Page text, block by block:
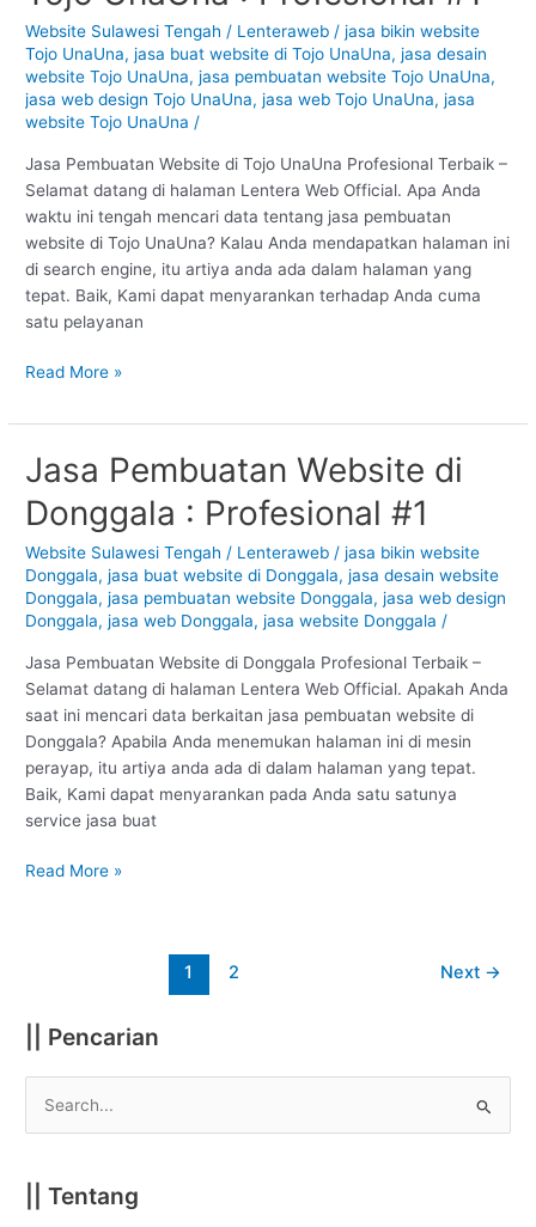
Website Sulawesi Tengah / Lenteraweb/jasa bikin website
Tojo UnaUna,jasa buat website di Tojo UnaUna,jasa desain
website Tojo UnaUna,jasa pembuatan website Tojo UnaUna,
jasa web design Tojo UnaUna,jasa web Tojo UnaUna,jasa
website Tojo UnaUna /
Jasa Pembuatan Website di Tojo UnaUna Profesional Terbaik –
Selamat datang di halaman Lentera Web Official. Apa Anda
waktu ini tengah mencari data tentang jasa pembuatan
website di Tojo UnaUna? Kalau Anda mendapatkan halaman ini
di search engine, itu artiya anda ada dalam halaman yang
tepat. Baik, Kami dapat menyarankan terhadap Anda cuma
satu pelayanan
Tojo
UnaUna
:
Profesional
Read More »
Jasa Pembuatan Website di
Donggala : Profesional #1
Website Sulawesi Tengah / Lenteraweb /jasa bikin website
Donggala,jasa buat website di Donggala,jasa desain website
Donggala,jasa pembuatan website Donggala,jasa web design
Donggala,jasa web Donggala,jasa website Donggala /
Jasa Pembuatan Website di Donggala Profesional Terbaik –
Selamat datang di halaman Lentera Web Official. Apakah Anda
saat ini mencari data berkaitan jasa pembuatan website di
Donggala? Apabila Anda menemukan halaman ini di mesin
perayap, itu artiya anda ada di dalam halaman yang tepat.
Baik, Kami dapat menyarankan pada Anda satu satunya
service jasa buat
Jasa
Pembuatan
Website
Donggala
:
Profesional
Read More »
1 2 Next →
|| Pencarian
r || Tentang